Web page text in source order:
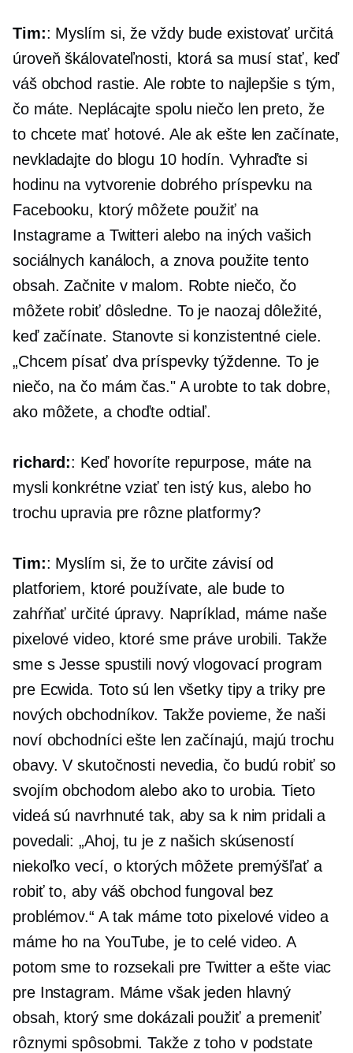
Tim:: Myslím si, že vždy bude existovať určitá
úroveň škálovateľnosti, ktorá sa musí stať, keď
váš obchod rastie. Ale robte to najlepšie s tým,
čo máte. Neplácajte spolu niečo len preto, že
to chcete mať hotové. Ale ak ešte len začínate,
nevkladajte do blogu 10 hodín. Vyhraďte si
hodinu na vytvorenie dobrého príspevku na
Facebooku, ktorý môžete použiť na
Instagrame a Twitteri alebo na iných vašich
sociálnych kanáloch, a znova použite tento
obsah. Začnite v malom. Robte niečo, čo
môžete robiť dôsledne. To je naozaj dôležité,
keď začínate. Stanovte si konzistentné ciele.
„Chcem písať dva príspevky týždenne. To je
niečo, na čo mám čas." A urobte to tak dobre,
ako môžete, a choďte odtiaľ.
richard:: Keď hovoríte repurpose, máte na
mysli konkrétne vziať ten istý kus, alebo ho
trochu upravia pre rôzne platformy?
Tim:: Myslím si, že to určite závisí od
platforiem, ktoré používate, ale bude to
zahŕňať určité úpravy. Napríklad, máme naše
pixelové video, ktoré sme práve urobili. Takže
sme s Jesse spustili nový vlogovací program
pre Ecwida. Toto sú len všetky tipy a triky pre
nových obchodníkov. Takže povieme, že naši
noví obchodníci ešte len začínajú, majú trochu
obavy. V skutočnosti nevedia, čo budú robiť so
svojím obchodom alebo ako to urobia. Tieto
videá sú navrhnuté tak, aby sa k nim pridali a
povedali: „Ahoj, tu je z našich skúseností
niekoľko vecí, o ktorých môžete premýšľať a
robiť to, aby váš obchod fungoval bez
problémov.“ A tak máme toto pixelové video a
máme ho na YouTube, je to celé video. A
potom sme to rozsekali pre Twitter a ešte viac
pre Instagram. Máme však jeden hlavný
obsah, ktorý sme dokázali použiť a premeniť
rôznymi spôsobmi. Takže z toho v podstate